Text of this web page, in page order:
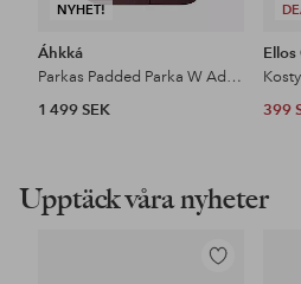
NYHET!
Áhkká
Parkas Padded Parka W Adjustable Waist
1 499 SEK
Ellos
399
Upptäck våra nyheter
Lägg